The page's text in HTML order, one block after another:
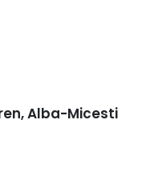
Alba-Micesti